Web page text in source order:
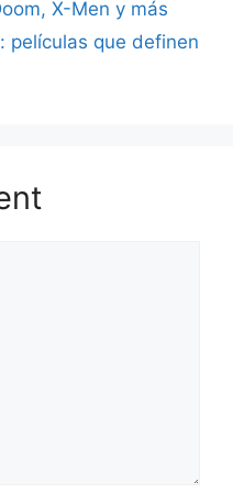
X-Men y más
películas que definen